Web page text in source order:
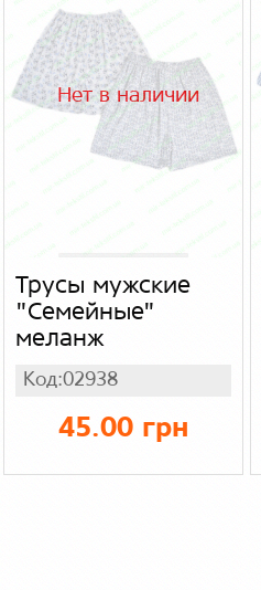
Нет в наличии
Трусы мужские
"Семейные"
меланж
Код:02938
45.00 грн